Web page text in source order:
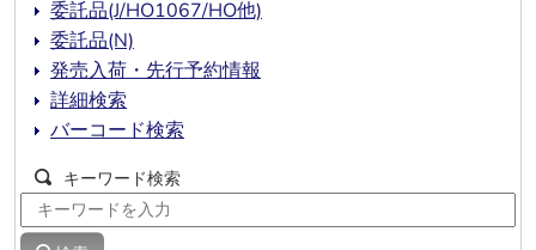
委託品(J/HO1067/HO他)
委託品(N)
発売入荷・先行予約情報
詳細検索
バーコード検索
キーワード検索